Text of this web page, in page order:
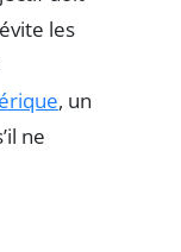
les
, un
ne